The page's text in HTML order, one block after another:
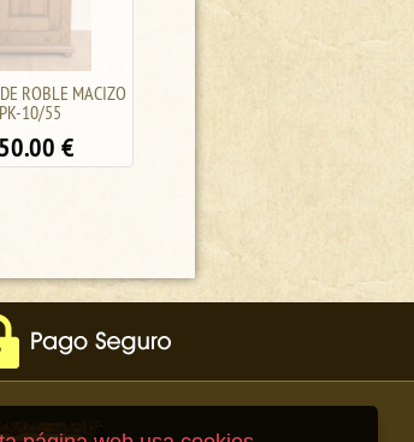
RUSTICA, DE
PK-17/28
€